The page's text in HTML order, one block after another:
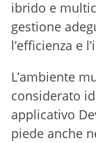
ibrido e
gestione
l’efficienza e
L’ambiente
considerato
applicativo
piede anche